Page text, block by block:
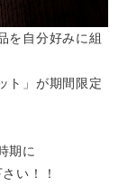
を自分好みに組
ト」が期間限定
期に
い！！